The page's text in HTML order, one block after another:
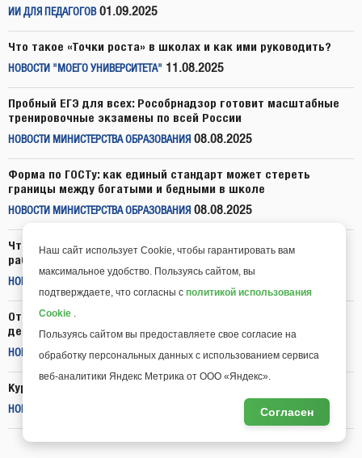
ИИ ДЛЯ ПЕДАГОГОВ 01.09.2025
Что такое «Точки роста» в школах и как ими руководить?
НОВОСТИ "МОЕГО УНИВЕРСИТЕТА" 11.08.2025
Пробный ЕГЭ для всех: Рособрнадзор готовит масштабные
тренировочные экзамены по всей России
НОВОСТИ МИНИСТЕРСТВА ОБРАЗОВАНИЯ 08.08.2025
Форма по ГОСТу: как единый стандарт может стереть
границы между богатыми и бедными в школе
НОВОСТИ МИНИСТЕРСТВА ОБРАЗОВАНИЯ 08.08.2025
Что такое Цифровая образовательная среда и как с ней
работать педагогам?
НОВОСТИ "МОЕГО УНИВЕРСИТЕТА"
Откройте новые горизонты исследовательской
деятельности в школе!
НОВОСТИ "МОЕГО УНИВЕРСИТЕТА" 07.08.2025
Курсы для педагогов всего за 699 рублей до конца лета
НОВОСТИ "МОЕГО УНИВЕРСИТЕТА"
Наш сайт использует Cookie, чтобы гарантировать вам
максимальное удобство. Пользуясь сайтом, вы
подтверждаете, что согласны с политикой использования
Cookie .
Пользуясь сайтом вы предоставляете свое согласие на
обработку персональных данных с использованием сервиса
веб-аналитики Яндекс Метрика от ООО «Яндекс».
Согласен